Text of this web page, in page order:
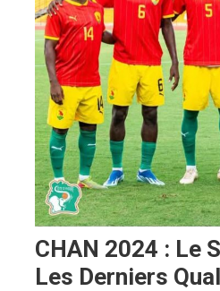
CHAN 2024 : Le
Les Derniers